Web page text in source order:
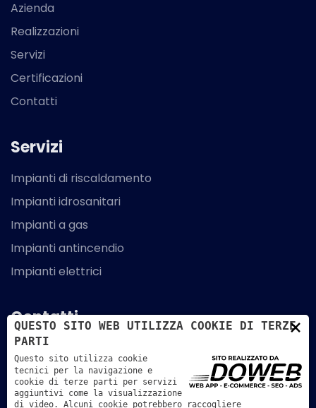
Azienda
Realizzazioni
Servizi
Certificazioni
Contatti
Servizi
Impianti di riscaldamento
Impianti idrosanitari
Impianti a gas
Impianti antincendio
Impianti elettrici
Contatti
Via G. Galilei, 5 - 35020 - Legnaro - Padova
049 790 294
info@elettroclimaimpianti.it
×
QUESTO SITO WEB UTILIZZA COOKIE DI TERZE
PARTI
Questo sito utilizza cookie
tecnici per la navigazione e
cookie di terze parti per servizi
aggiuntivi come la visualizzazione
di video. Alcuni cookie potrebbero raccogliere